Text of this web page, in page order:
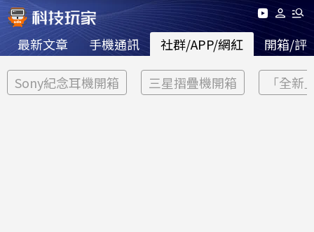
最新文章 手機通訊 社群/APP/網紅 開箱/評
Sony紀念耳機開箱 三星摺疊機開箱 「全新